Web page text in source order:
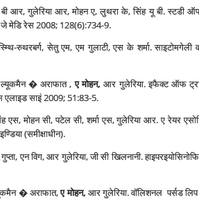
गुलेरिया आर, मोहन ए, लुथरा के, सिंह यू बी. स्‍टडी
जे मेडि रेस 2008; 128(6):734-9.
सेतु एम, एम गुलाटी, एस के शर्मा. साइटोमगेली
� अराफात ,ए मोहन,आर गुलेरिया. इफैक्‍ट ऑफ
एलाइड साइं 2009; 51:83-5.
एस, मोहन सी, पटेल सी, शर्मा एस, गुलेरिया आर. ए रेयर
(समीक्षाधीन).
एन विग, आर गुलेरिया, जी सी खिलनानी.
� अराफात,ए मोहन, आर गुलेरिया. वॉलिशनल पर्सड